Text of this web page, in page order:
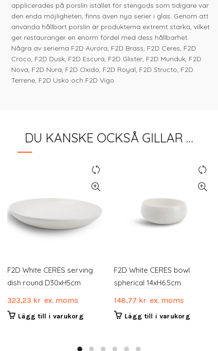
applicerades på porslin istället för stengods som tidigare var
den enda möjligheten, finns även nya serier i glas. Genom att
använda hållbart porslin är produkterna extremt starka, vilket
ger restauranger en enorm fördel med dess hållbarhet.
Några av serierna F2D Aurora, F2D Brass, F2D Ceres, F2D
Croco, F2D Dusk, F2D Escura, F2D Glister, F2D Munduk, F2D
Nova, F2D Nura, F2D Oxido, F2D Royal, F2D Structo, F2D
Terrene, F2D Usko och F2D Vigo
DU KANSKE OCKSÅ GILLAR …
F2D White CERES serving
dish round D30xH5cm
323,23 kr ex. moms
Lägg till i varukorg
F2D White CERES bowl
spherical 14xH6.5cm
148,77 kr ex. moms
Lägg till i varukorg